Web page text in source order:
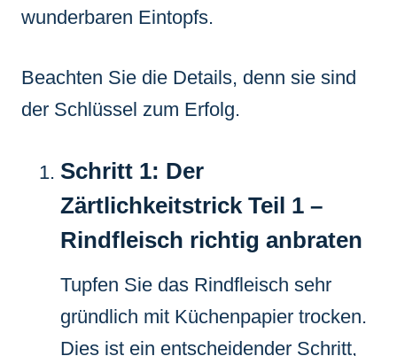
wunderbaren Eintopfs.
Beachten Sie die Details, denn sie sind
der Schlüssel zum Erfolg.
Schritt 1: Der
Zärtlichkeitstrick Teil 1 –
Rindfleisch richtig anbraten
Tupfen Sie das Rindfleisch sehr
gründlich mit Küchenpapier trocken.
Dies ist ein entscheidender Schritt,